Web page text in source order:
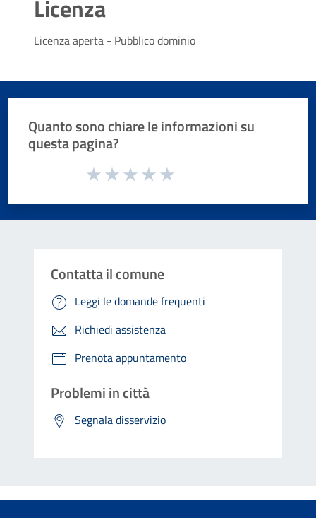
Licenza
Licenza aperta - Pubblico dominio
Quanto sono chiare le informazioni su
questa pagina?
Valuta da 1 a 5 stelle la pagina
Contatta il comune
Leggi le domande frequenti
Richiedi assistenza
Prenota appuntamento
Problemi in città
Segnala disservizio